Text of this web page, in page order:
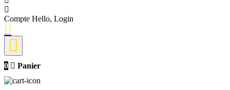
Compte Hello, Login
0 Panier